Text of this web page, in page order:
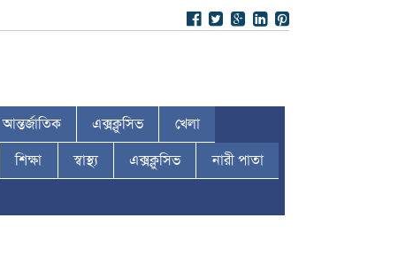
আন্তর্জাতিক এক্সক্লুসিভ খেলা
শিক্ষা স্বাস্থ্য এক্সক্লুসিভ নারী পাতা